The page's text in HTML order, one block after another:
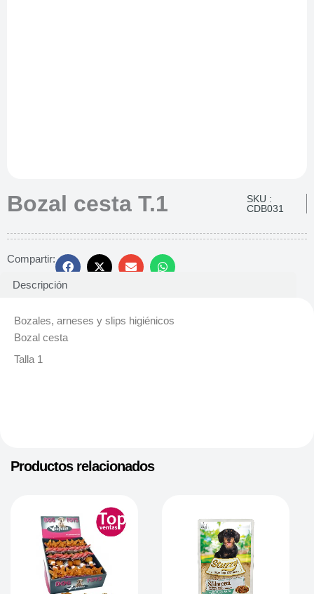
Bozal cesta T.1
SKU :
CDB031
Compartir:
Descripción
Bozales, arneses y slips higiénicos
Bozal cesta
Talla 1
Productos relacionados